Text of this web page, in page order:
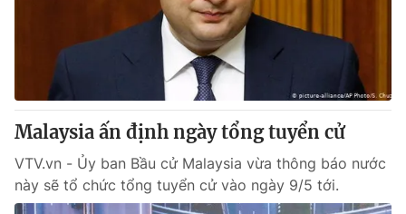
Malaysia ấn định ngày tổng tuyển cử
VTV.vn - Ủy ban Bầu cử Malaysia vừa thông báo nước
này sẽ tổ chức tổng tuyển cử vào ngày 9/5 tới.